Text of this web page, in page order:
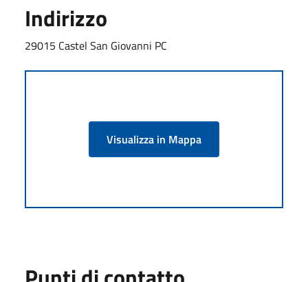
Indirizzo
29015 Castel San Giovanni PC
Visualizza in Mappa